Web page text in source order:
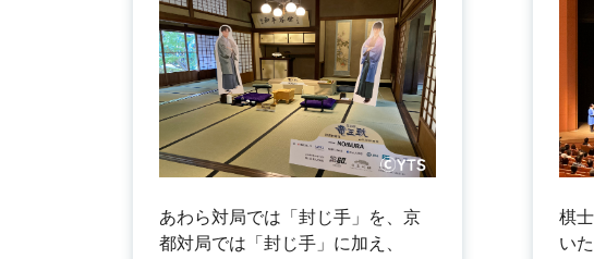
あわら対局では「封じ手」を、京
都対局では「封じ手」に加え、
棋
い